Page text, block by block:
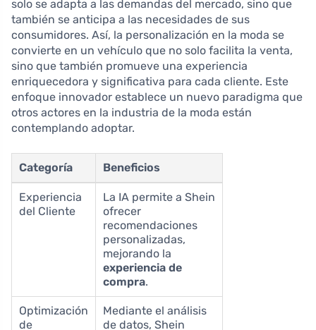
solo se adapta a las demandas del mercado, sino que
también se anticipa a las necesidades de sus
consumidores. Así, la personalización en la moda se
convierte en un vehículo que no solo facilita la venta,
sino que también promueve una experiencia
enriquecedora y significativa para cada cliente. Este
enfoque innovador establece un nuevo paradigma que
otros actores en la industria de la moda están
contemplando adoptar.
Categoría Beneficios
Experiencia
del Cliente
La IA permite a Shein
ofrecer
recomendaciones
personalizadas,
mejorando la
experiencia de
compra.
Optimización
de
Mediante el análisis
de datos, Shein